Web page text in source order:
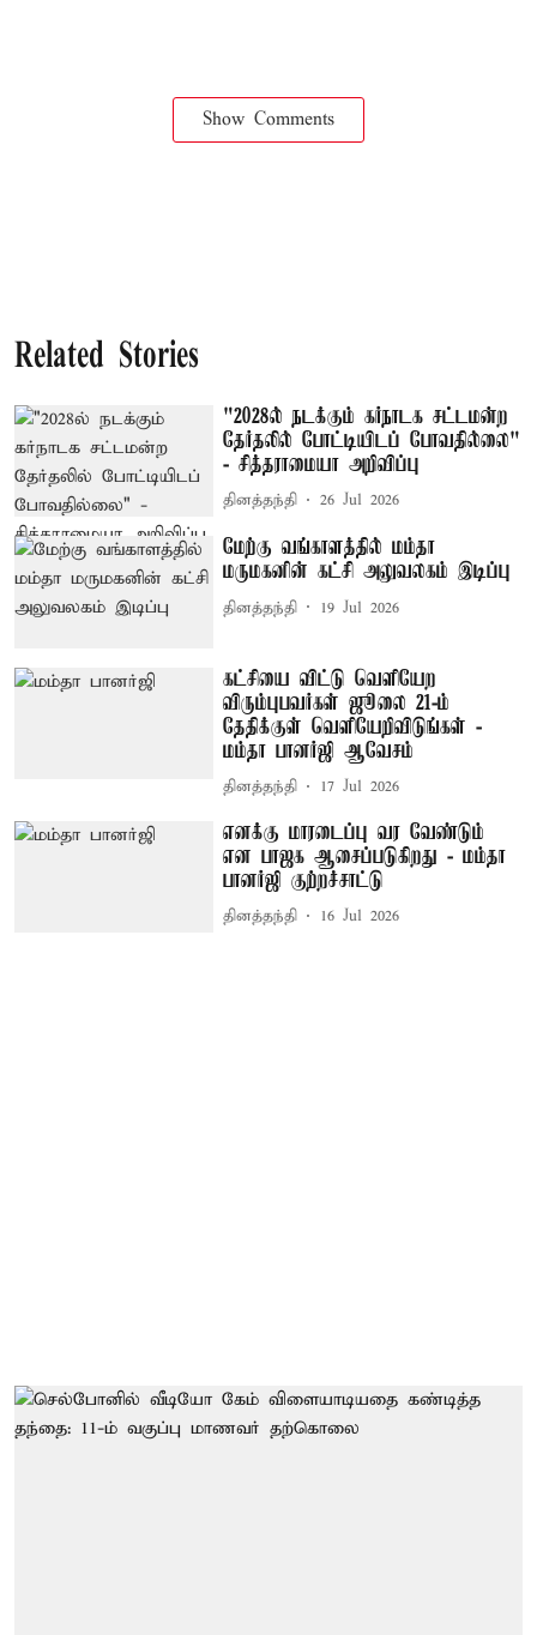
Show Comments
Related Stories
"2028ல் நடக்கும் கர்நாடக சட்டமன்ற
தேர்தலில் போட்டியிடப் போவதில்லை"
- சித்தராமையா அறிவிப்பு
தினத்தந்தி 26 Jul 2026
மேற்கு வங்காளத்தில் மம்தா
மருமகனின் கட்சி அலுவலகம் இடிப்பு
தினத்தந்தி 19 Jul 2026
கட்சியை விட்டு வெளியேற
விரும்புபவர்கள் ஜூலை 21-ம்
தேதிக்குள் வெளியேறிவிடுங்கள் -
மம்தா பானர்ஜி ஆவேசம்
தினத்தந்தி 17 Jul 2026
எனக்கு மாரடைப்பு வர வேண்டும்
என பாஜக ஆசைப்படுகிறது - மம்தா
பானர்ஜி குற்றச்சாட்டு
தினத்தந்தி 16 Jul 2026